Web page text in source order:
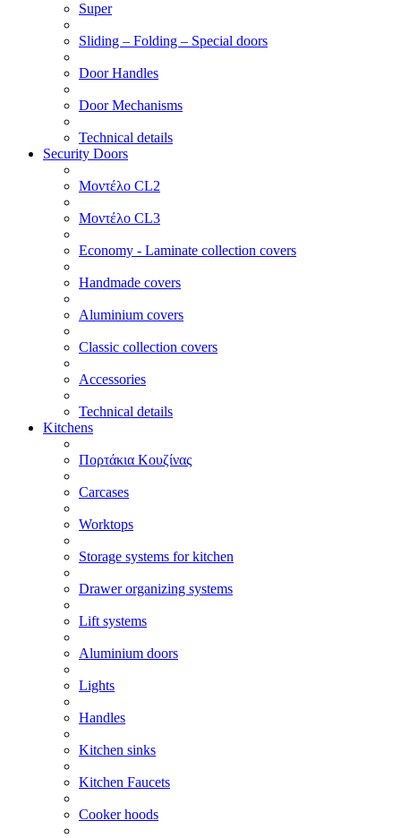
Super
Sliding – Folding – Special doors
Door Handles
Door Mechanisms
Technical details
Security Doors
Μοντέλο CL2
Μοντέλο CL3
Economy - Laminate collection covers
Handmade covers
Aluminium covers
Classic collection covers
Accessories
Technical details
Kitchens
Πορτάκια Κουζίνας
Carcases
Worktops
Storage systems for kitchen
Drawer organizing systems
Lift systems
Aluminium doors
Lights
Handles
Kitchen sinks
Kitchen Faucets
Cooker hoods